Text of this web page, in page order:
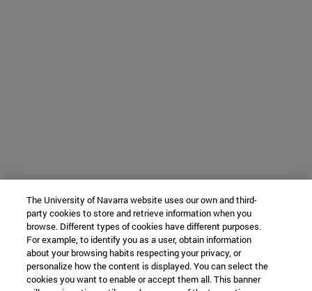
The University of Navarra website uses our own and third-
party cookies to store and retrieve information when you
browse. Different types of cookies have different purposes.
For example, to identify you as a user, obtain information
about your browsing habits respecting your privacy, or
personalize how the content is displayed. You can select the
cookies you want to enable or accept them all. This banner